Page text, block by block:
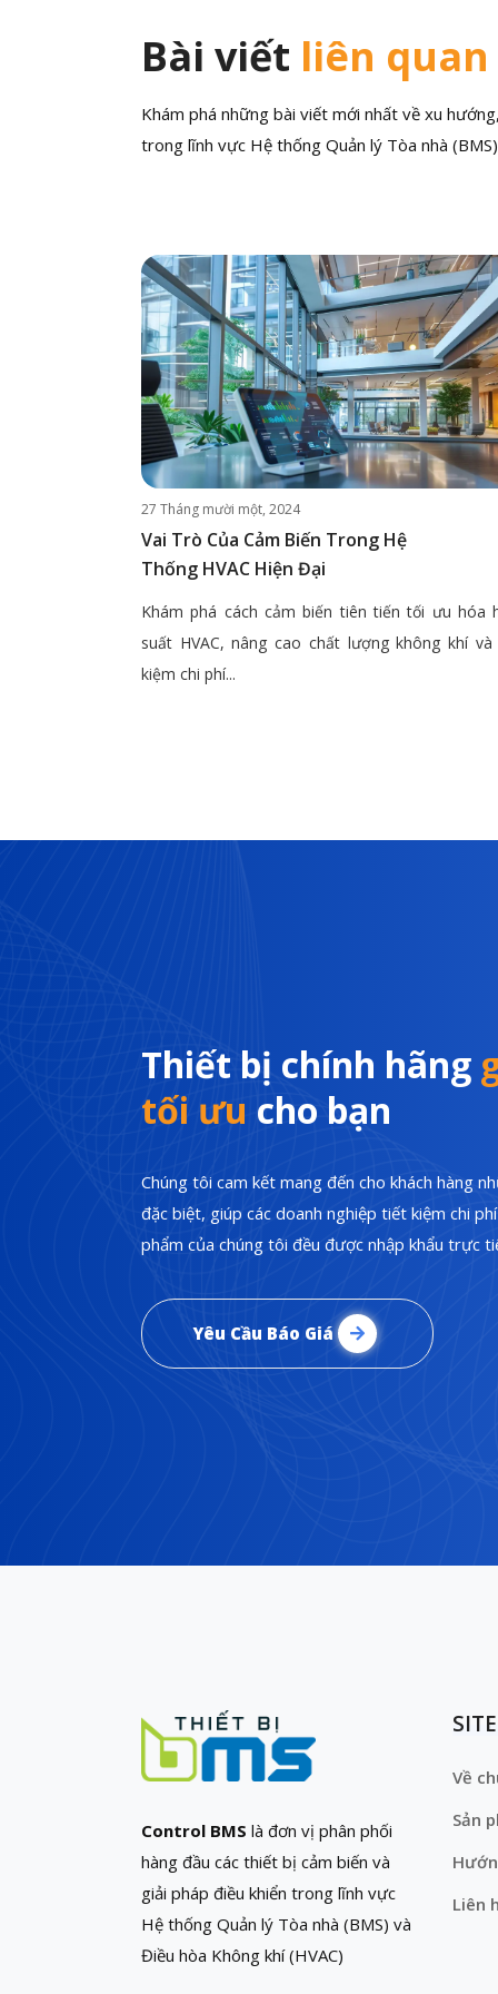
Bài viết liên quan
Khám phá những bài viết mới nhất về xu
trong lĩnh vực Hệ thống Quản lý Tòa nhà
27 Tháng mười một, 2024
Vai Trò Của Cảm Biến Trong Hệ
Thống HVAC Hiện Đại
Khám phá cách cảm biến tiên tiến tối ưu hóa
suất HVAC, nâng cao chất lượng không khí
kiệm chi phí...
Thiết bị chính hãng
tối ưu cho bạn
Chúng tôi cam kết mang đến cho khách hàng
đặc biệt, giúp các doanh nghiệp tiết kiệm chi
phẩm của chúng tôi đều được nhập khẩu trực
Yêu Cầu Báo Giá
Control BMS là đơn vị phân phối
hàng đầu các thiết bị cảm biến và
giải pháp điều khiển trong lĩnh vực
Hệ thống Quản lý Tòa nhà (BMS) và
Điều hòa Không khí (HVAC)
Về
Sản
Liên